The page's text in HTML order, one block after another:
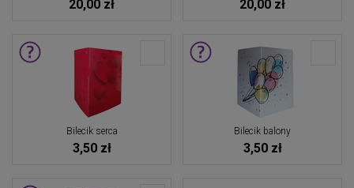
20,00 zł 20,00 zł
Bilecik serca
3,50 zł
Bilecik balony
3,50 zł